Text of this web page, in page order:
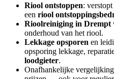
Riool ontstoppen:
een riool
Rioolreiniging in Drempt
onderhoud van het riool.
Lekkage opsporen en
opsporing lekkage,
loodgieter.
Onafhankelijke